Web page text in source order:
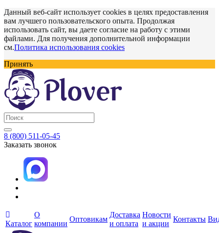
Данный веб-сайт использует cookies в целях предоставления
вам лучшего пользовательского опыта. Продолжая
использовать сайт, вы даете согласие на работу с этими
файлами. Для получения дополнительной информации
см.Политика использования cookies
Принять
8 (800) 511-05-45
Заказать звонок
Каталог
О
компании
Оптовикам
Доставка
и оплата
Новости
и акции
Контакты